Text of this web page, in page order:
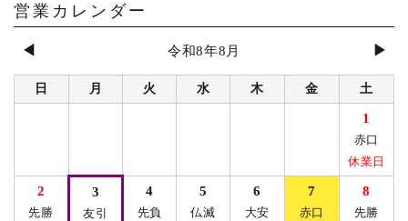
営業カレンダー
◀ 令和8年8月 ▶
日 月 火 水 木 金 土
1
赤口
休業日
2
先勝
3
友引
4
先負
5
仏滅
6
大安
7
赤口
8
先勝